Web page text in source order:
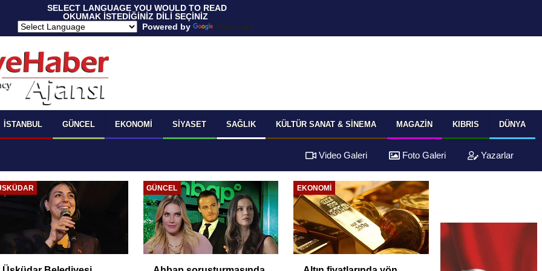
SELECT LANGUAGE YOU WOULD TO READ
OKUMAK İSTEDİĞİNİZ DİLİ SEÇİNİZ
Powered by
Translate
İSTANBUL GÜNCEL EKONOMI SIYASET SAĞLIK KÜLTÜR SANAT & SINEMA MAGAZIN KIBRIS DÜNYA
Video Galeri Foto Galeri Yazarlar
GÜNCEL EKONOMI